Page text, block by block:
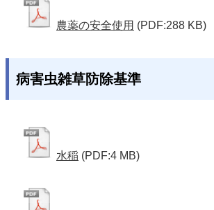
農薬の安全使用 (PDF:288 KB)
病害虫雑草防除基準
水稲 (PDF:4 MB)